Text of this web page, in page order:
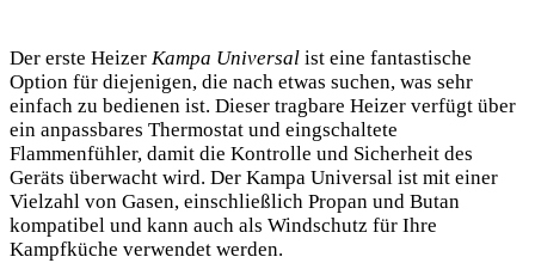
Der erste Heizer Kampa Universal ist eine fantastische
Option für diejenigen, die nach etwas suchen, was sehr
einfach zu bedienen ist. Dieser tragbare Heizer verfügt über
ein anpassbares Thermostat und eingschaltete
Flammenfühler, damit die Kontrolle und Sicherheit des
Geräts überwacht wird. Der Kampa Universal ist mit einer
Vielzahl von Gasen, einschließlich Propan und Butan
kompatibel und kann auch als Windschutz für Ihre
Kampfküche verwendet werden.